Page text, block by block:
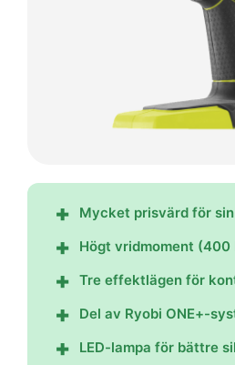
Mycket prisvärd för
Högt vridmoment (400
Tre effektlägen för
Del av Ryobi ONE+-
LED-lampa för bättre